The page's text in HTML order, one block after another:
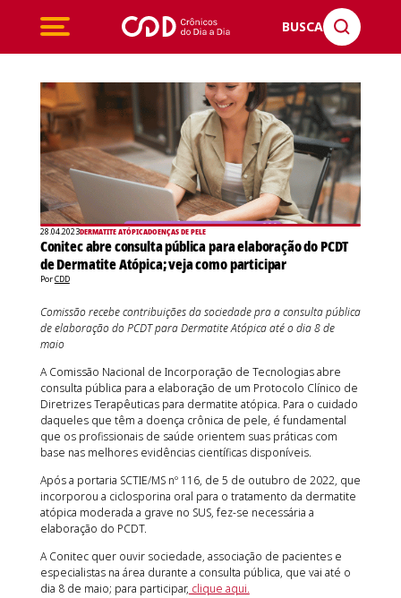
BUSCA
28.04.2023DERMATITE ATÓPICADOENÇAS DE PELE
Conitec abre consulta pública para elaboração do PCDT
de Dermatite Atópica; veja como participar
PorCDD
Comissão recebe contribuições da sociedade pra a consulta pública
de elaboração do PCDT para Dermatite Atópica até o dia 8 de
maio
A Comissão Nacional de Incorporação de Tecnologias abre
consulta pública para a elaboração de um Protocolo Clínico de
Diretrizes Terapêuticas para dermatite atópica. Para o cuidado
daqueles que têm a doença crônica de pele, é fundamental
que os profissionais de saúde orientem suas práticas com
base nas melhores evidências científicas disponíveis.
Após a portaria SCTIE/MS nº 116, de 5 de outubro de 2022, que
incorporou a ciclosporina oral para o tratamento da dermatite
atópica moderada a grave no SUS, fez-se necessária a
elaboração do PCDT.
A Conitec quer ouvir sociedade, associação de pacientes e
especialistas na área durante a consulta pública, que vai até o
dia 8 de maio; para participar, clique aqui.